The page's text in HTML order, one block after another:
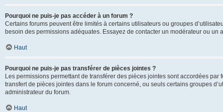
Pourquoi ne puis-je pas accéder à un forum ?
Certains forums peuvent être limités à certains utilisateurs ou groupes
besoin des permissions adéquates. Essayez de contacter un modérateur ou
Haut
Pourquoi ne puis-je pas transférer de pièces jointes ?
Les permissions permettant de transférer des pièces jointes sont accordées
transfert de pièces jointes dans le forum concerné, ou seuls certains groupes
administrateur du forum.
Haut